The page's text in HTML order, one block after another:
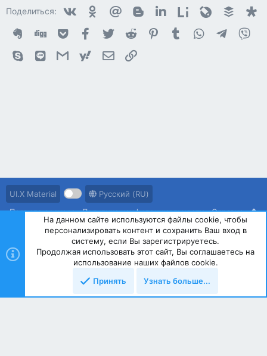
Поделиться: VkontakteOdnoklassniki
Mail.ru Blogger LinkedinLiveinternet
Livejournal
Buffer
EvernoteDigg GetpocketFacebook
Twitter Reddit PinterestTumblr WhatsAppTelegram
Skype Line GmailyahoomailЭлектронная почта
UI.X Material
Русский (RU)
Правила ресурса
Политика конфиденциальности Справка
Community platform by XenForo © 2010-2023 XenForo Ltd.
На данном сайте используются файлы cookie, чтобы
персонализировать контент и сохранить Ваш вход в
систему, если Вы зарегистрируетесь.
Продолжая использовать этот сайт, Вы соглашаетесь на
использование наших файлов cookie.
Принять
Узнать больше...